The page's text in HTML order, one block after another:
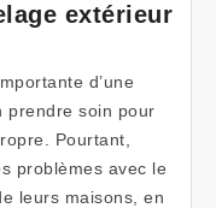
extérieur
d’une
prendre soin pour
Pourtant,
problèmes avec le
leurs maisons, en